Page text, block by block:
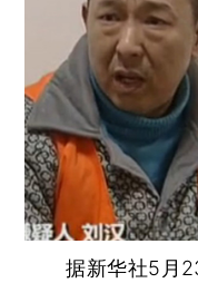
据新华社5月23